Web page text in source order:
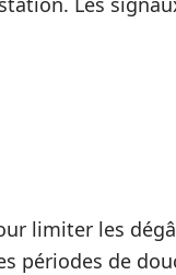
limiter les
périodes de